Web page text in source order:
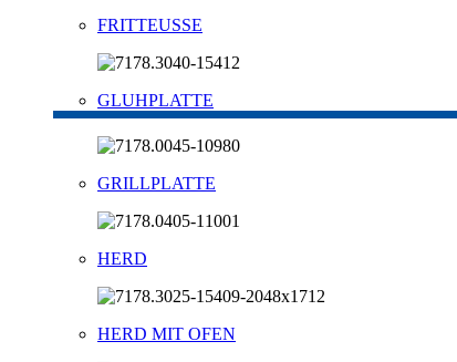
FRITTEUSSE
GLUHPLATTE
GRILLPLATTE
HERD
HERD MIT OFEN